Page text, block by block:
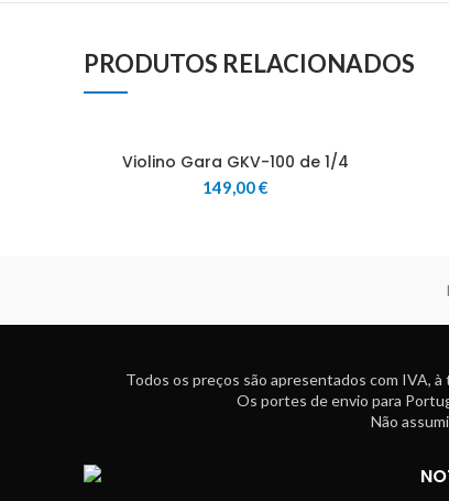
PRODUTOS RELACIONADOS
Violino Gara GKV-100 de 1/4
149,00€
Todos os preços são apresentados com IVA,
Os portes de envio para
Não